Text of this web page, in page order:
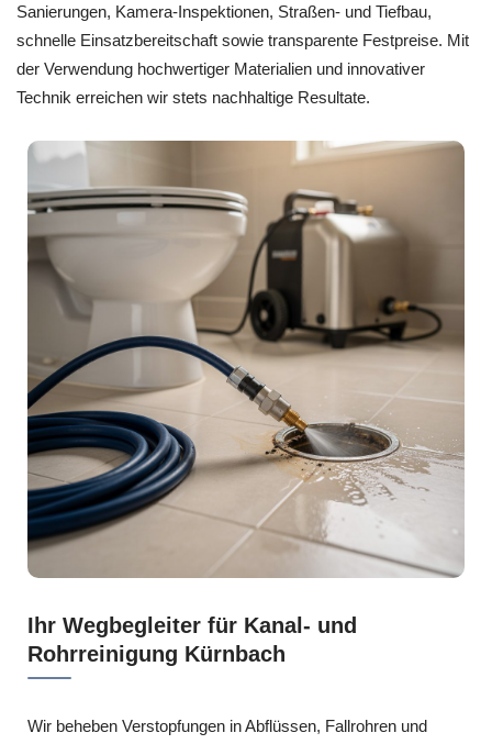
Sanierungen, Kamera-Inspektionen, Straßen- und Tiefbau,
schnelle Einsatzbereitschaft sowie transparente Festpreise. Mit
der Verwendung hochwertiger Materialien und innovativer
Technik erreichen wir stets nachhaltige Resultate.
Ihr Wegbegleiter für Kanal- und
Rohrreinigung Kürnbach
Wir beheben Verstopfungen in Abflüssen, Fallrohren und